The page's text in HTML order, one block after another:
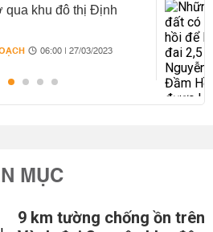
qua khu đô thị Định
06:00 | 27/03/2023
MỤC
9 km tường chống ồn trên